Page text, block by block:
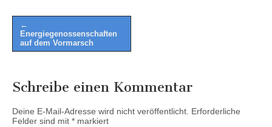
Post
navigation
←
Energiegenossenschaften
auf dem Vormarsch
Schreibe einen Kommentar
Deine E-Mail-Adresse wird nicht veröffentlicht. Erforderliche
Felder sind mit * markiert